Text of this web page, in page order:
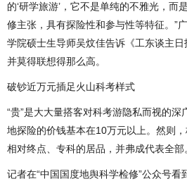
的‘研学旅游’，它不是单纯的不雅光，而
修主张，具有探险性和参与性等特征。”
学院硕士生导师吴炆佳告诉《工东谈主
并莫得联想得那么高。
破钞近万元插足火山科考样式
“贵”是大大量搭客对科考游隐私而视的深
地探险的价钱基本在10万元以上。然则
相对终点、专科的居品，并弗成代表全部
记者在“中国国度地舆科学检修”公众号看